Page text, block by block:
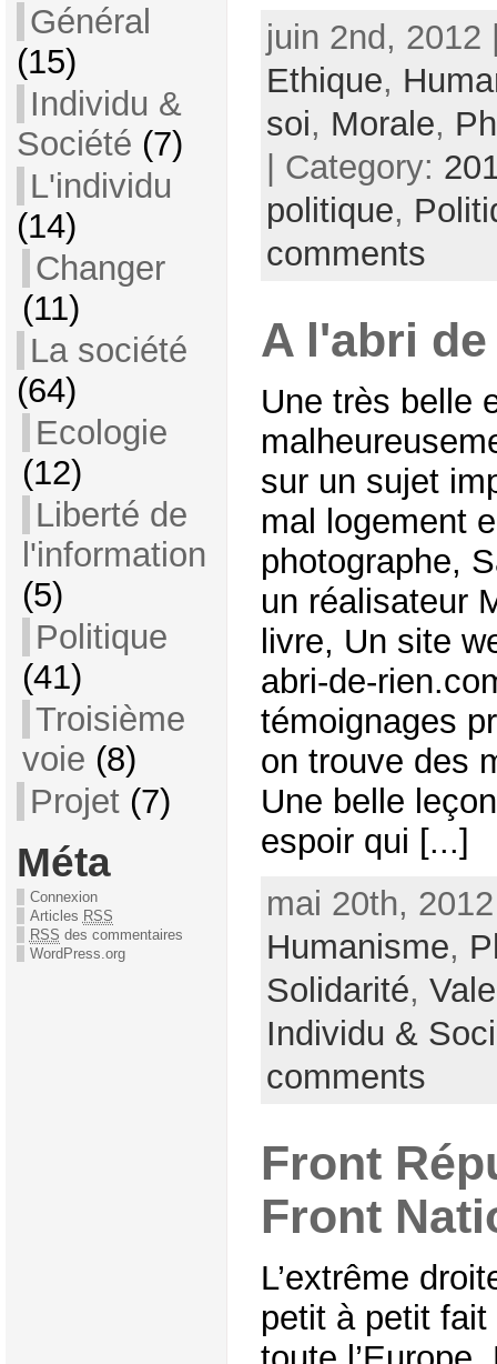
Général
(15)
Individu &
Société (7)
L'individu
(14)
Changer
(11)
La société
(64)
Ecologie
(12)
Liberté de
l'information
(5)
Politique
(41)
Troisième
voie (8)
Projet(7)
Méta
Connexion
Articles RSS
RSS des commentaires
WordPress.org
juin 2nd, 2012
Ethique,
soi, Morale,
| Category:
politique,
comments
A l'abri
Une très belle
sur un sujet
mal logement
photographe,
un réalisateur
livre, Un site
abri-de-
témoignages
on trouve des
Une belle
espoir qui [...]
mai 20th,
Humanisme,
Solidarité,
Individu &
comments
Front
Front
L’extrême
petit à petit